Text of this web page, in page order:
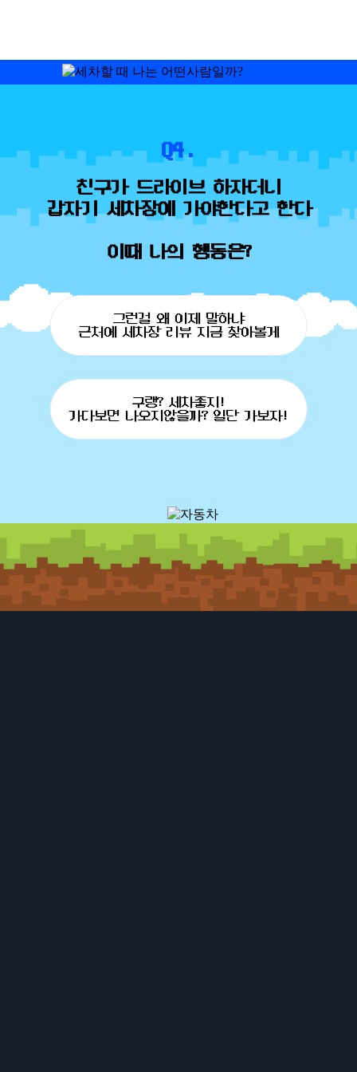
Q4.
친구가 드라이브 하자더니
갑자기 세차장에 가야한다고 한다
이때 나의 행동은?
그런걸 왜 이제 말하냐
근처에 세차장 리뷰 지금 찾아볼게
구랭? 세차좋지!
가다보면 나오지않을까? 일단 가보자!